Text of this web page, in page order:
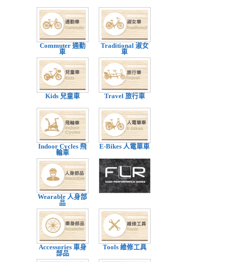
Commuter 通勤
車
Traditional 淑女
車
Kids 兒童車 Travel 旅行車
Indoor Cycles 飛
輪車
E-Bikes 人電單車
Wearable 人身部
品
Accessories 車身
部品
Tools 維修工具